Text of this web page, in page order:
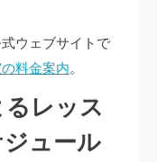
ウェブサイトで
料金案内。
レッス
ュール